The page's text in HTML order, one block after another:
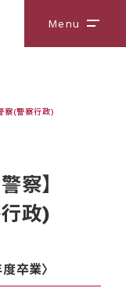
Menu メニ
察(警察行政)
察】
政)
卒業〉